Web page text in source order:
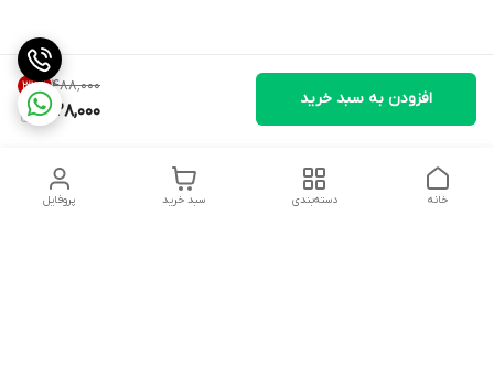
۴۸۸٬۰۰۰ 32%
328,000
افزودن به سبد خرید
پروفایل سبد خرید دسته‌بندی خانه